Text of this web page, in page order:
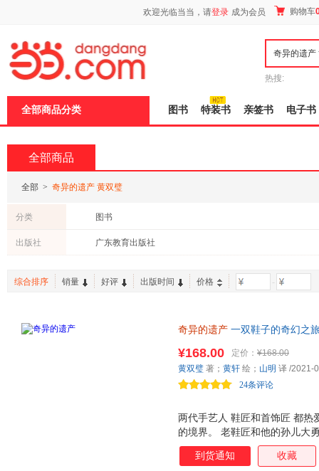
欢迎光临当当，请登录 成为会员 购物车
热搜:
全部商品分类 图书 特装书 亲签书 电子书
全部商品
全部 > 奇异的遗产 黄双璧
分类 图书
出版社 广东教育出版社
综合排序 销量 好评 出版时间 价格 -
奇异的遗产 一双鞋子的奇幻之
两代手艺人 鞋匠和首饰匠 都热
的境界。 老鞋匠和他的孙儿大
鞋）；而首饰匠却要打造一顶
活 。 当他们各自的愿望成真
¥168.00 定价： ¥168.00
24条评论
黄双璧 著； 黄轩 绘； 山明 译 /2021-
到货通知 收藏
页
加